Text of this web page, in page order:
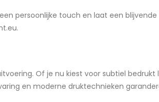
persoonlijke touch en laat een
Of je nu kiest voor subtiel
en moderne druktechnieken